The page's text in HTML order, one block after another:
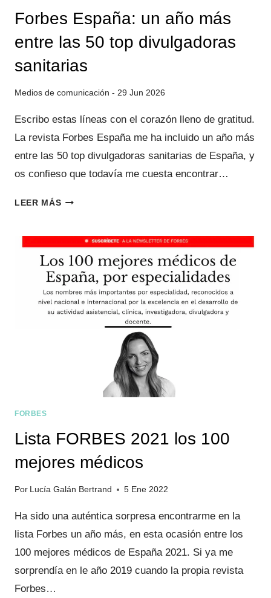
Forbes España: un año más
entre las 50 top divulgadoras
sanitarias
29 Jun 2026
Escribo estas líneas con el corazón lleno de gratitud.
La revista Forbes España me ha incluido un año más
entre las 50 top divulgadoras sanitarias de España, y
os confieso que todavía me cuesta encontrar…
LEER MÁSFORBES
MÁS
ENTRE
LAS
50
TOP
DIVULGADORAS
FORBES
Lista FORBES 2021 los 100
mejores médicos
Por Lucía Galán Bertrand 5 Ene 2022
Ha sido una auténtica sorpresa encontrarme en la
lista Forbes un año más, en esta ocasión entre los
100 mejores médicos de España 2021. Si ya me
sorprendía en le año 2019 cuando la propia revista
Forbes…